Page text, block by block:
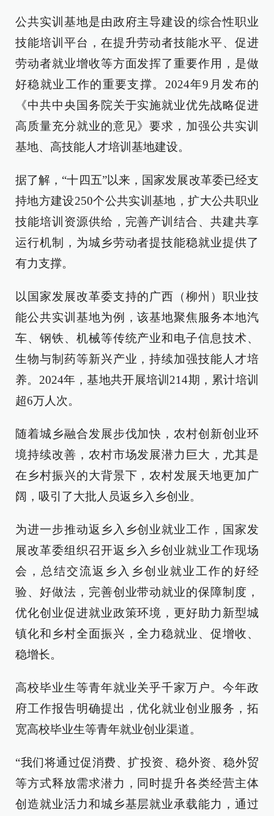
公共实训基地是由政府主导建设的综合性职业
技能培训平台，在提升劳动者技能水平、促进
劳动者就业增收等方面发挥了重要作用，是做
好稳就业工作的重要支撑。2024年9月发布的
《中共中央国务院关于实施就业优先战略促进
高质量充分就业的意见》要求，加强公共实训
基地、高技能人才培训基地建设。
据了解，“十四五”以来，国家发展改革委已经支
持地方建设250个公共实训基地，扩大公共职业
技能培训资源供给，完善产训结合、共建共享
运行机制，为城乡劳动者提技能稳就业提供了
有力支撑。
以国家发展改革委支持的广西（柳州）职业技
能公共实训基地为例，该基地聚焦服务本地汽
车、钢铁、机械等传统产业和电子信息技术、
生物与制药等新兴产业，持续加强技能人才培
养。2024年，基地共开展培训214期，累计培训
超6万人次。
随着城乡融合发展步伐加快，农村创新创业环
境持续改善，农村市场发展潜力巨大，尤其是
在乡村振兴的大背景下，农村发展天地更加广
阔，吸引了大批人员返乡入乡创业。
为进一步推动返乡入乡创业就业工作，国家发
展改革委组织召开返乡入乡创业就业工作现场
会，总结交流返乡入乡创业就业工作的好经
验、好做法，完善创业带动就业的保障制度，
优化创业促进就业政策环境，更好助力新型城
镇化和乡村全面振兴，全力稳就业、促增收、
稳增长。
高校毕业生等青年就业关乎千家万户。今年政
府工作报告明确提出，优化就业创业服务，拓
宽高校毕业生等青年就业创业渠道。
“我们将通过促消费、扩投资、稳外资、稳外贸
等方式释放需求潜力，同时提升各类经营主体
创造就业活力和城乡基层就业承载能力，通过